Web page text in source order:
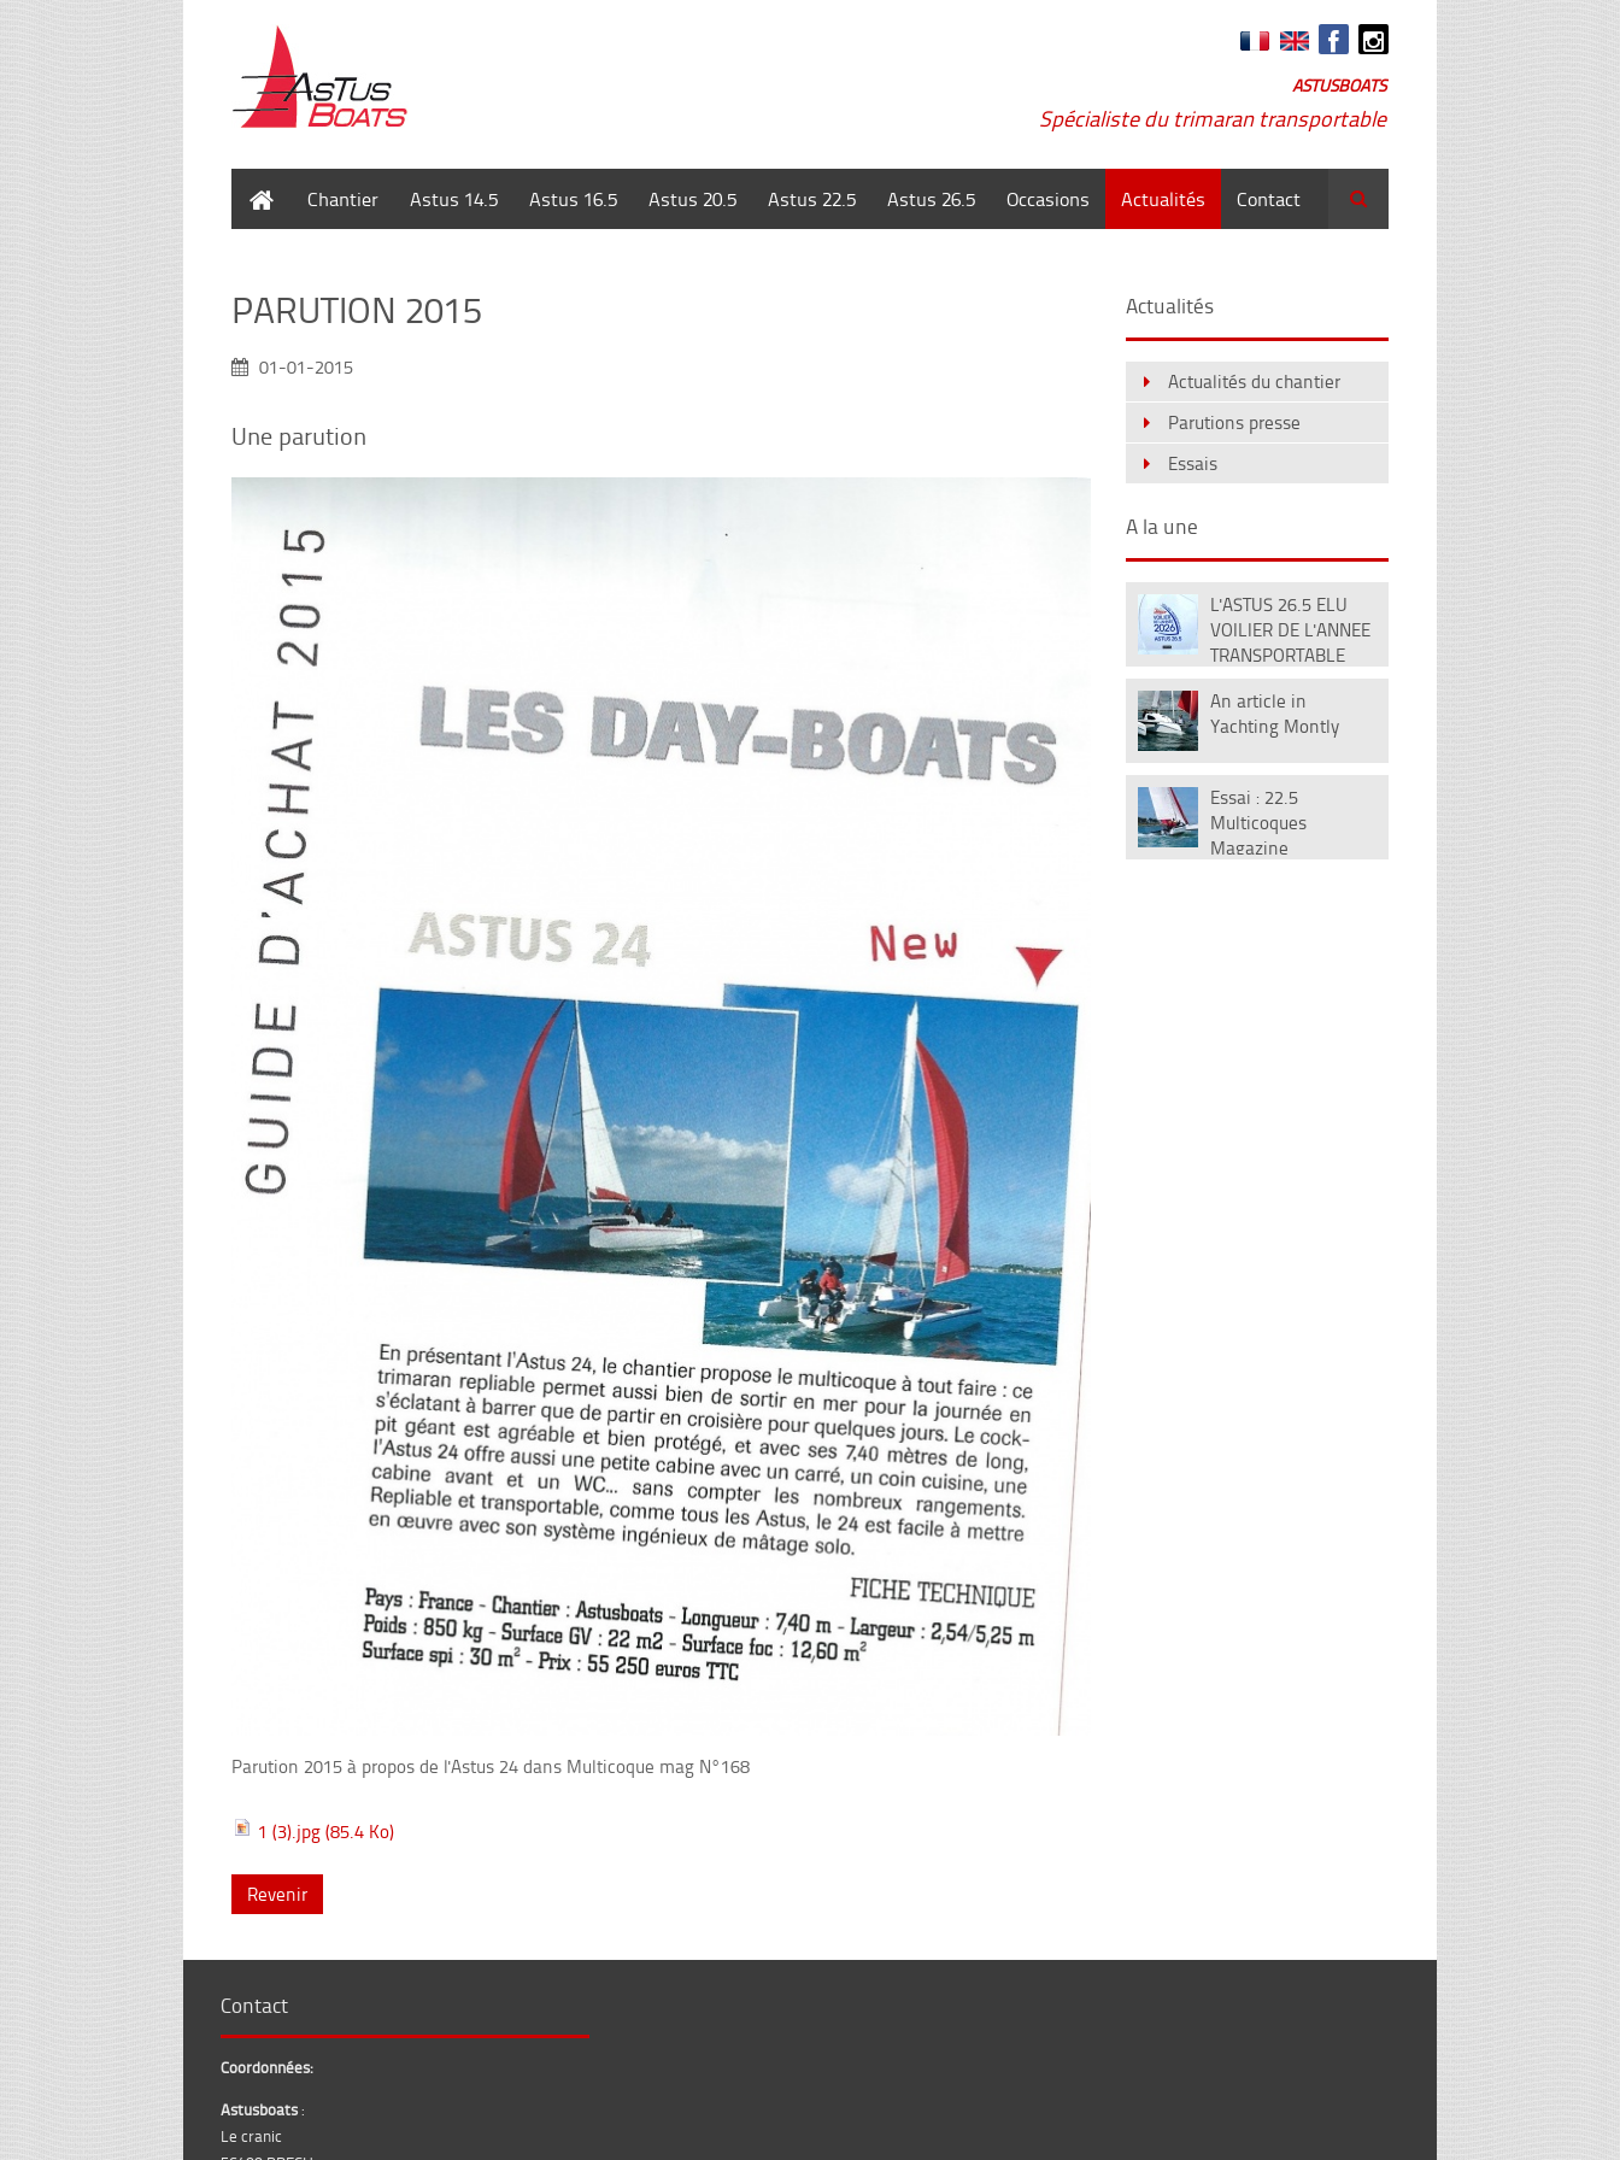
ASTUSBOATS
Spécialiste du trimaran transportable
Chantier Astus 14.5 Astus 16.5 Astus 20.5 Astus 22.5 Astus 26.5 Occasions Actualités Contact Rechercher
PARUTION 2015
01-01-2015
Une parution
Parution 2015 à propos de l'Astus 24 dans Multicoque mag N°168
1 (3).jpg(85.4 Ko)
Revenir
Actualités
Actualités du chantier
Parutions presse
Essais
A la une
08
Déc
L'ASTUS 26.5 ELU
VOILIER DE L'ANNEE
TRANSPORTABLE
12
Fév
An article in
Yachting Montly
13
Juil
Essai : 22.5
Multicoques
Magazine
Contact
Coordonnées:
Astusboats:
Le cranic